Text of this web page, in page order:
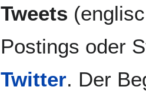
Navigation
Suche
Tweets
Postings oder
Twitter. Der